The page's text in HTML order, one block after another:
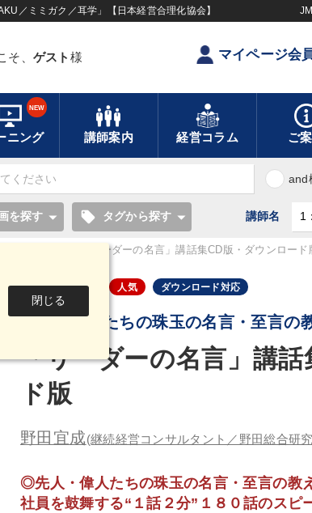
／ミミガク／耳学」【日本経営合理化協会】
そ、 ゲスト 様 マイページ会
ニング
NEW
講師案内 経営コラム ご
and
閉じる
を探す local_offer タグから探す 講師名
「リーダーの名言」講話集CD版・ダウンロード
音声・動画 人気 ダウンロード対応
先人・偉人たちの珠玉の名言・至言の
「リーダーの名言」講
ド版
野田宜成(継続経営コンサルタント／野田総合研
◎先人・偉人たちの珠玉の名言・至言の
社員を鼓舞する“１話２分”１８０話のスピ